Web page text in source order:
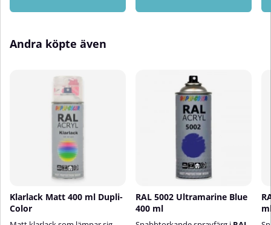
ventilenTorktidSlipbar och
temperatur, luftfuktighet och
lackens tjocklek
härdarampull som du själv
att se vår instruktionsfilm om hur
du aktiverar härdaren korrekt.
Andra köpte även
Klarlack Matt 400 ml Dupli-
Color
RAL 5002 Ultramarine Blue
400 ml